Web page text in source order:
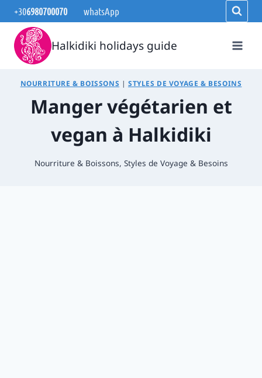
Aller
au
contenu
+306980700070 whatsApp
Halkidiki holidays guide
NOURRITURE & BOISSONS | STYLES DE VOYAGE & BESOINS
Manger végétarien et
vegan à Halkidiki
Nourriture & Boissons, Styles de Voyage & Besoins